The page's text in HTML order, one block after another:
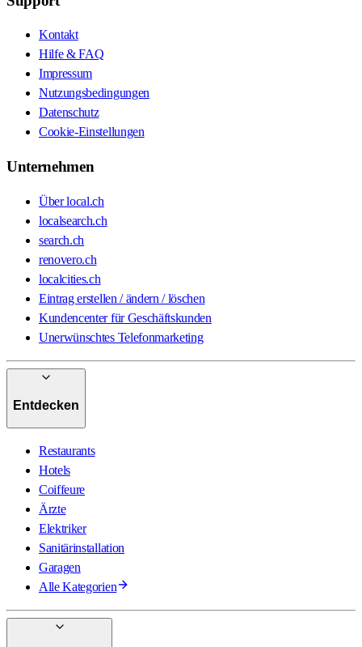
Kontakt
Hilfe & FAQ
Impressum
Nutzungsbedingungen
Datenschutz
Cookie-Einstellungen
Unternehmen
Über local.ch
localsearch.ch
search.ch
renovero.ch
localcities.ch
Eintrag erstellen / ändern / löschen
Kundencenter für Geschäftskunden
Unerwünschtes Telefonmarketing
Entdecken
Restaurants
Hotels
Coiffeure
Ärzte
Elektriker
Sanitärinstallation
Garagen
Alle Kategorien